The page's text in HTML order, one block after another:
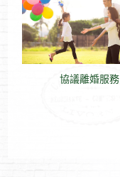
協議離婚服務